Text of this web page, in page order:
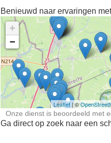
Benieuwd naar ervaringen
Ontdek meer
jou in de
+
−
Leaflet | ©
Onze dienst is beoordeeld met
Ga direct op zoek naar een